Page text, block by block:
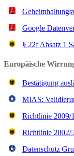
Google
§ 22f Ab­satz 1
Europäische
Bestätigung
MIAS:
Richtlinie 2009/
Richtlinie 2002/
Datenschutz